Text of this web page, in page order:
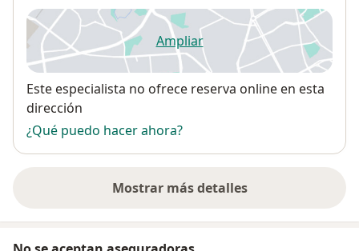
Ampliarse abre en una nueva
Disponibilidad
Este especialista no ofrece reserva online en esta
dirección
¿Qué puedo hacer ahora?
Mostrar más detalles
sobre la dirección